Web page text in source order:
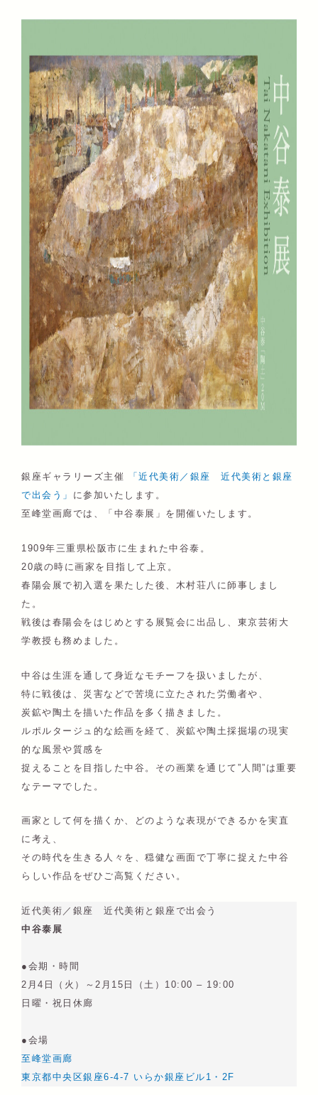
銀座ギャラリーズ主催
「近代美術／銀座 近代美術と銀座
で出会う」 に参加いたします。
至峰堂画廊では、「中谷泰展」を開催いたします。
1909年三重県松阪市に生まれた中谷泰。
20歳の時に画家を目指して上京。
春陽会展で初入選を果たした後、木村荘八に師事しまし
た。
戦後は春陽会をはじめとする展覧会に出品し、東京芸術大
学教授も務めました。
中谷は生涯を通して身近なモチーフを扱いましたが、
特に戦後は、災害などで苦境に立たされた労働者や、
炭鉱や陶土を描いた作品を多く描きました。
ルポルタージュ的な絵画を経て、炭鉱や陶土採掘場の現実
的な風景や質感を
捉えることを目指した中谷。その画業を通じて”人間”は重要
なテーマでした。
画家として何を描くか、どのような表現ができるかを実直
に考え、
その時代を生きる人々を、穏健な画面で丁寧に捉えた中谷
らしい作品をぜひご高覧ください。
近代美術／銀座 近代美術と銀座で出会う
中谷泰展
●会期・時間
2月4日（火）～2月15日（土）10:00 – 19:00
日曜・祝日休廊
●会場
至峰堂画廊
東京都中央区銀座6-4-7 いらか銀座ビル1・2F